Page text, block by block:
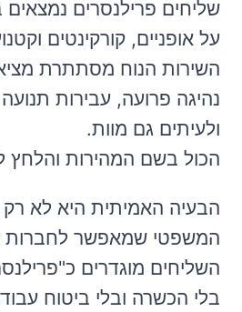
שליחים פרילנסרים
על אופניים, קורקינטים
השירות הנוח מסתתרת
נהיגה פרועה, עבירות
ולעיתים גם מוות.
הכול בשם המהירות והלחץ
הבעיה האמיתית היא לא
המשפטי שמאפשר לחברות
השליחים מוגדרים
בלי הכשרה ובלי ביטוח